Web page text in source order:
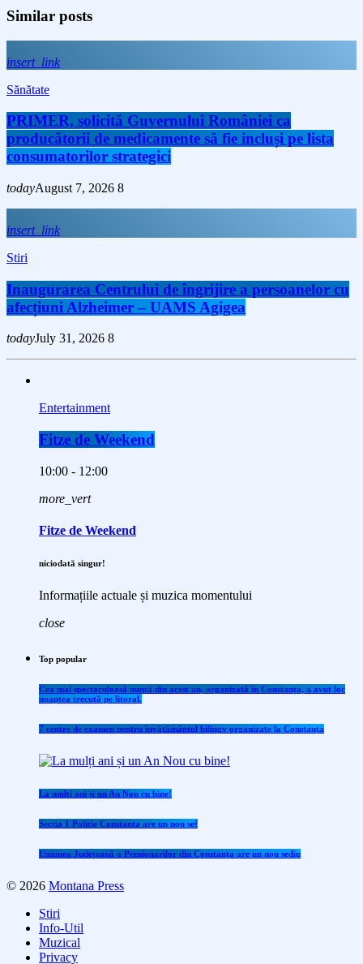
Similar posts
insert_link
Sănătate
PRIMER, solicită Guvernului României ca
producătorii de medicamente să fie incluși pe lista
consumatorilor strategici
todayAugust 7, 2026 8
insert_link
Stiri
Inaugurarea Centrului de îngrijire a persoanelor cu
afecțiuni Alzheimer – UAMS Agigea
todayJuly 31, 2026 8
Entertainment
Fitze de Weekend
10:00 - 12:00
more_vert
Fitze de Weekend
niciodată singur!
Informațiile actuale și muzica momentului
close
Top popular
Cea mai spectaculoasă nuntă din acest an, organizată în Constanța, a avut loc
noaptea trecută pe litoral.
7 centre de examen pentru învăţământul bilingv organizate la Constanţa
La mulți ani și un An Nou cu bine!
Sectia 1 Politie Constanta are un nou sef
Uniunea Județeană a Pensionarilor din Constanța are un nou sediu
© 2026 Montana Press
Stiri
Info-Util
Muzical
Privacy